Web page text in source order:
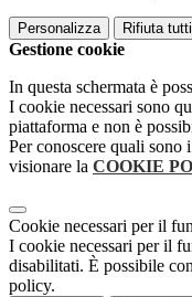
Personalizza Rifiuta tutti
Gestione cookie
In questa schermata è
I cookie necessari sono
piattaforma e non è
Per conoscere quali sono
visionare la COOKIE
Cookie necessari per il
I cookie necessari per il
disabilitati. È possibile
policy.